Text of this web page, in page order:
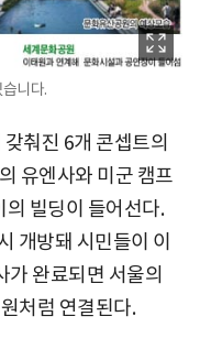
니다.
춰진 6개 콘셉트의
유엔사와 미군 캠프
빌딩이 들어선다.
개방돼 시민들이 이
완료되면 서울의
처럼 연결된다.